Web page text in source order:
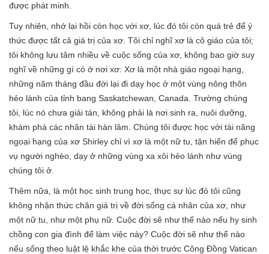
được phát minh.
Tuy nhiên, nhớ lại hồi còn học với xơ, lúc đó tôi còn quá trẻ để ý
thức được tất cả giá trị của xơ. Tôi chỉ nghĩ xơ là cô giáo của tôi;
tôi không lưu tâm nhiều về cuộc sống của xơ, không bao giờ suy
nghĩ về những gì có ở nơi xơ: Xơ là một nhà giáo ngoại hạng,
những năm tháng đầu đời lại đi dạy học ở một vùng nông thôn
hẻo lánh của tỉnh bang Saskatchewan, Canada. Trường chúng
tôi, lúc nó chưa giải tán, không phải là nơi sinh ra, nuôi dưỡng,
khám phá các nhân tài hàn lâm. Chúng tôi được học với tài năng
ngoại hạng của xơ Shirley chỉ vì xơ là một nữ tu, tận hiến để phục
vụ người nghèo, dạy ở những vùng xa xôi hẻo lánh như vùng
chúng tôi ở.
Thêm nữa, là một học sinh trung học, thực sự lúc đó tôi cũng
không nhận thức chân giá trị về đời sống cá nhân của xơ, như
một nữ tu, như một phụ nữ. Cuộc đời sẽ như thế nào nếu hy sinh
chồng con gia đình để làm việc này? Cuộc đời sẽ như thế nào
nếu sống theo luật lệ khắc khe của thời trước Công Đồng Vatican